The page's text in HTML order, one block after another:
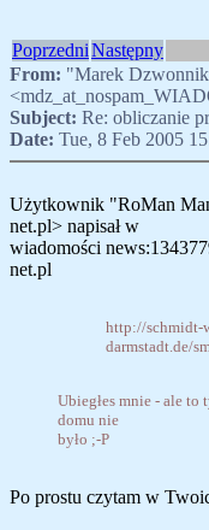
PoprzedniNastępny
From: "Marek
Subject: Re: obliczanie
Date: Tue, 8 Feb 2005
Użytkownik "RoMan
net.pl> napisał w
wiadomości
net.pl
http://schmidt-
darmstadt.de/
Ubiegłes mnie - ale
domu nie
było ;-P
Po prostu czytam w